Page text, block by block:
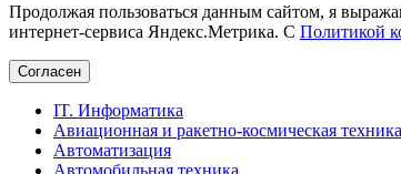
Продолжая пользоваться данным сайтом, я
интернет-сервиса Яндекс.Метрика. С Политикой
Согласен
IT. Информатика
Авиационная и ракетно-космическая техника
Автоматизация
Автомобильная техника